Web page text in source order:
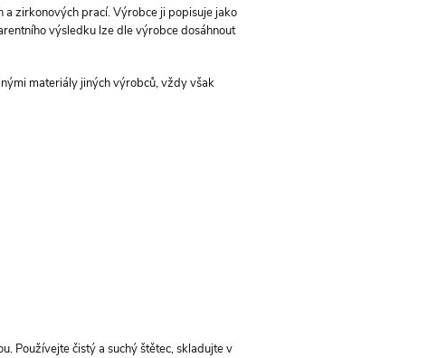
zirkonových prací. Výrobce ji popisuje jako
výsledku lze dle výrobce dosáhnout
materiály jiných výrobců, vždy však
Používejte čistý a suchý štětec, skladujte v